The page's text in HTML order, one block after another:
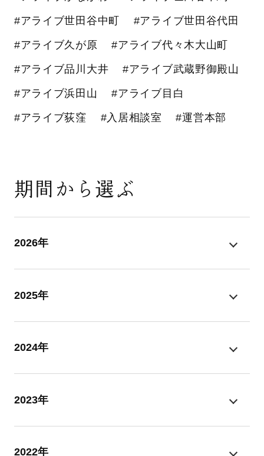
#アライブ世田谷中町 #アライブ世田谷代田
#アライブ久が原 #アライブ代々木大山町
#アライブ品川大井 #アライブ武蔵野御殿山
#アライブ浜田山 #アライブ目白
#アライブ荻窪 #入居相談室 #運営本部
期間から選ぶ
2026年
2025年
2024年
2023年
2022年